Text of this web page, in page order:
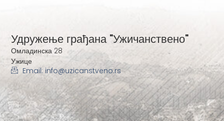
Удружење грађана "Ужичанствено"
Омладинска 28
Ужице
Email: info@uzicanstveno.rs